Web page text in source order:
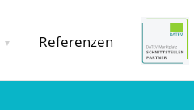
Referenzen